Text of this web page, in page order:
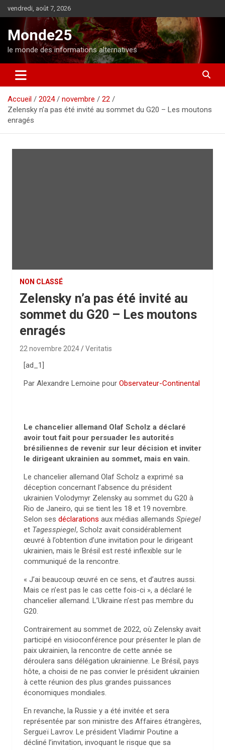
l
o
n
vendredi, août 7, 2026
Monde25
le monde des informations alternatives
Accueil 2024 novembre
22
Zelensky n’a pas été invité au sommet du G20 – Les moutons
enragés
NON CLASSÉ
Zelensky n’a pas été invité au
sommet du G20 – Les moutons
enragés
22 novembre 2024 Veritatis
[ad_1]
Par Alexandre Lemoine pour Observateur-Continental
Le chancelier allemand Olaf Scholz a déclaré
avoir tout fait pour persuader les autorités
brésiliennes de revenir sur leur décision et inviter
le dirigeant ukrainien au sommet, mais en vain.
Le chancelier allemand Olaf Scholz a exprimé sa
déception concernant l’absence du président
ukrainien Volodymyr Zelensky au sommet du G20 à
Rio de Janeiro, qui se tient les 18 et 19 novembre.
Selon ses déclarations aux médias allemands Spiegel
et Tagesspiegel, Scholz avait considérablement
œuvré à l’obtention d’une invitation pour le dirigeant
ukrainien, mais le Brésil est resté inflexible sur le
communiqué de la rencontre.
« J’ai beaucoup œuvré en ce sens, et d’autres aussi.
Mais ce n’est pas le cas cette fois-ci », a déclaré le
chancelier allemand. L’Ukraine n’est pas membre du
G20.
Contrairement au sommet de 2022, où Zelensky avait
participé en visioconférence pour présenter le plan de
paix ukrainien, la rencontre de cette année se
déroulera sans délégation ukrainienne. Le Brésil, pays
hôte, a choisi de ne pas convier le président ukrainien
à cette réunion des plus grandes puissances
économiques mondiales.
En revanche, la Russie y a été invitée et sera
représentée par son ministre des Affaires étrangères,
Sergueï Lavrov. Le président Vladimir Poutine a
décliné l’invitation, invoquant le risque que sa